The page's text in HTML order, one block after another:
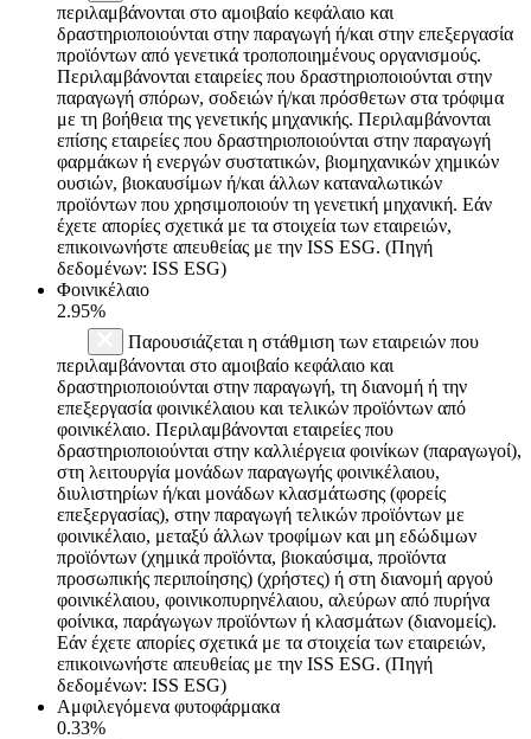
περιλαμβάνονται στο αμοιβαίο κεφάλαιο και
δραστηριοποιούνται στην παραγωγή ή/και στην επεξεργασία
προϊόντων από γενετικά τροποποιημένους οργανισμούς.
Περιλαμβάνονται εταιρείες που δραστηριοποιούνται στην
παραγωγή σπόρων, σοδειών ή/και πρόσθετων στα τρόφιμα
με τη βοήθεια της γενετικής μηχανικής. Περιλαμβάνονται
επίσης εταιρείες που δραστηριοποιούνται στην παραγωγή
φαρμάκων ή ενεργών συστατικών, βιομηχανικών χημικών
ουσιών, βιοκαυσίμων ή/και άλλων καταναλωτικών
προϊόντων που χρησιμοποιούν τη γενετική μηχανική. Εάν
έχετε απορίες σχετικά με τα στοιχεία των εταιρειών,
επικοινωνήστε απευθείας με την ISS ESG. (Πηγή
δεδομένων: ISS ESG)
Φοινικέλαιο
2.95%
Παρουσιάζεται η στάθμιση των εταιρειών που
περιλαμβάνονται στο αμοιβαίο κεφάλαιο και
δραστηριοποιούνται στην παραγωγή, τη διανομή ή την
επεξεργασία φοινικέλαιου και τελικών προϊόντων από
φοινικέλαιο. Περιλαμβάνονται εταιρείες που
δραστηριοποιούνται στην καλλιέργεια φοινίκων (παραγωγοί),
στη λειτουργία μονάδων παραγωγής φοινικέλαιου,
διυλιστηρίων ή/και μονάδων κλασμάτωσης (φορείς
επεξεργασίας), στην παραγωγή τελικών προϊόντων με
φοινικέλαιο, μεταξύ άλλων τροφίμων και μη εδώδιμων
προϊόντων (χημικά προϊόντα, βιοκαύσιμα, προϊόντα
προσωπικής περιποίησης) (χρήστες) ή στη διανομή αργού
φοινικέλαιου, φοινικοπυρηνέλαιου, αλεύρων από πυρήνα
φοίνικα, παράγωγων προϊόντων ή κλασμάτων (διανομείς).
Εάν έχετε απορίες σχετικά με τα στοιχεία των εταιρειών,
επικοινωνήστε απευθείας με την ISS ESG. (Πηγή
δεδομένων: ISS ESG)
Αμφιλεγόμενα φυτοφάρμακα
0.33%